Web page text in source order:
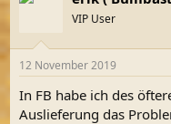
VIP User
12 November 2019
In FB habe ich des
Auslieferung das